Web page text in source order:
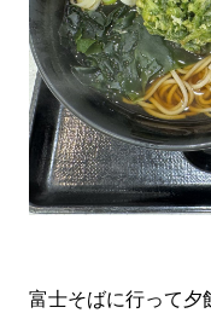
富士そばに行って夕